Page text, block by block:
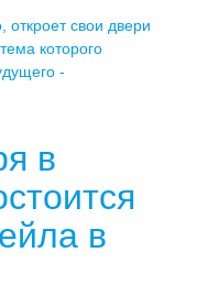
свои двери
которого
-
в
в